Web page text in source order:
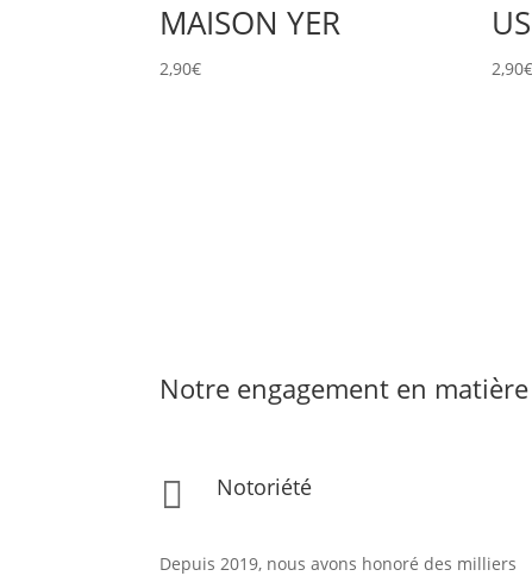
MAISON YER
2,90€ 2,90€
Notre engagement en
 Notoriété
Depuis 2019, nous avons honoré des milliers